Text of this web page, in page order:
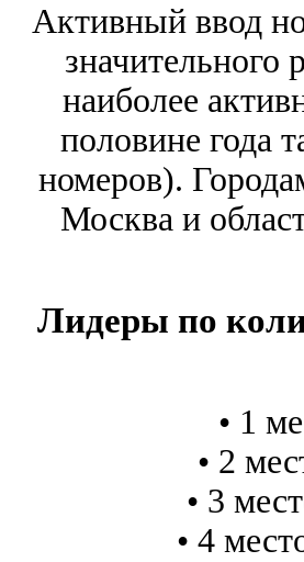
Активный ввод
значительного
наиболее
половине года
номеров).
Москва и
Лидеры по
• 1
• 2
• 3
• 4